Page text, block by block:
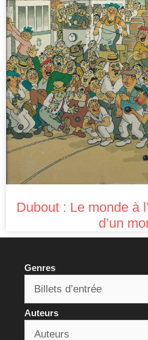
Dubout : Le monde à
d’un
Genres
Auteurs